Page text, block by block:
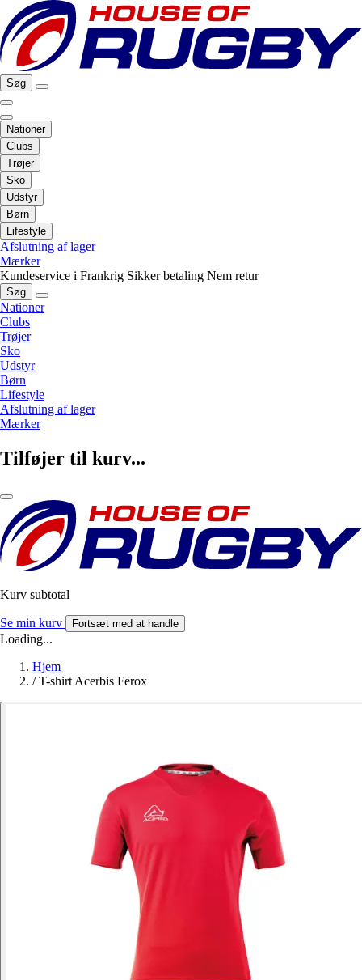
Søg
Nationer
Clubs
Trøjer
Sko
Udstyr
Børn
Lifestyle
Afslutning af lager
Mærker
Kundeservice i Frankrig Sikker betaling Nem retur
Søg
Nationer
Clubs
Trøjer
Sko
Udstyr
Børn
Lifestyle
Afslutning af lager
Mærker
Tilføjer til kurv...
Kurv subtotal
Se min kurv Fortsæt med at handle
Loading...
Hjem
/ T-shirt Acerbis Ferox